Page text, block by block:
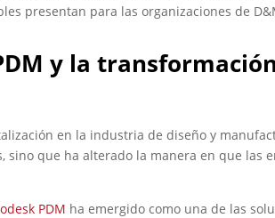
presentan para las organizaciones de
y la
en la industria de diseño y
sino que ha alterado la manera en que las
PDM ha emergido como una de las